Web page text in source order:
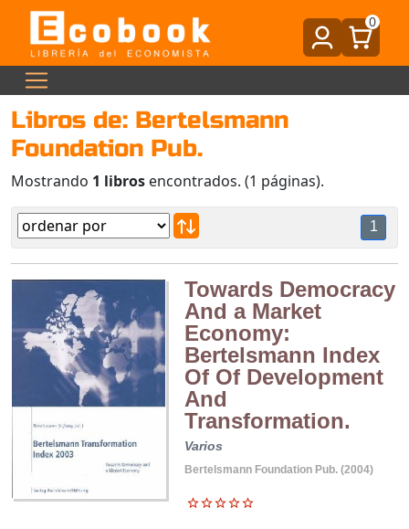
0
Libros de: Bertelsmann
Foundation Pub.
Mostrando 1 libros encontrados. (1 páginas).
1
Towards Democracy
And a Market
Economy:
Bertelsmann Index
Of Of Development
And
Transformation.
Varios
Bertelsmann Foundation Pub. (2004)